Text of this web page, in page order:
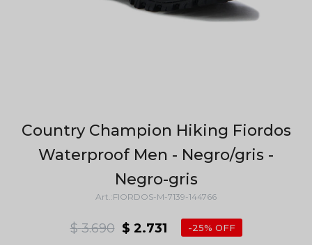
Country Champion Hiking Fiordos
Waterproof Men - Negro/gris -
Negro-gris
FIORDOS-M-7139-144766
$ 2.731
$ 3.690 25